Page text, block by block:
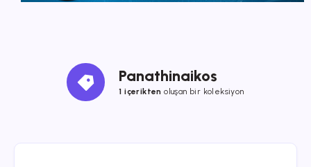
Panathinaikos
1 içerikten oluşan bir koleksiyon